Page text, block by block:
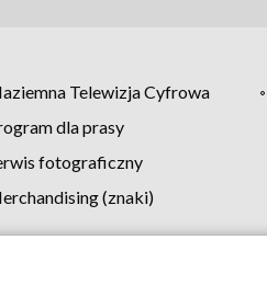
Telewizja Cyfrowa
dla prasy
fotograficzny
(znaki)